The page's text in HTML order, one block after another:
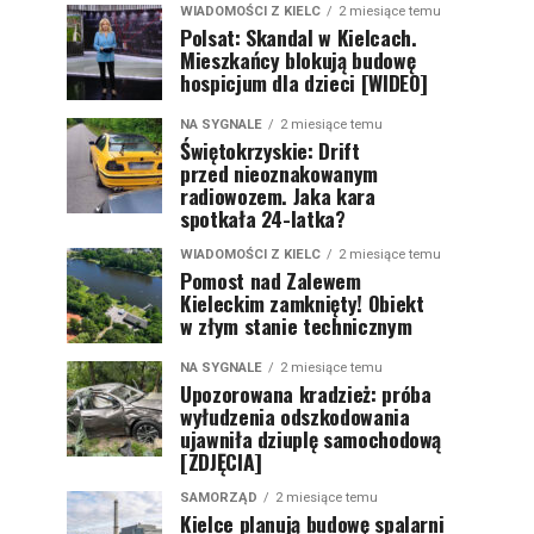
WIADOMOŚCI Z KIELC 2 miesiące temu
Polsat: Skandal w Kielcach.
Mieszkańcy blokują budowę
hospicjum dla dzieci [WIDEO]
NA SYGNALE 2 miesiące temu
Świętokrzyskie: Drift
przed nieoznakowanym
radiowozem. Jaka kara
spotkała 24-latka?
WIADOMOŚCI Z KIELC 2 miesiące temu
Pomost nad Zalewem
Kieleckim zamknięty! Obiekt
w złym stanie technicznym
NA SYGNALE 2 miesiące temu
Upozorowana kradzież: próba
wyłudzenia odszkodowania
ujawniła dziuplę samochodową
[ZDJĘCIA]
SAMORZĄD 2 miesiące temu
Kielce planują budowę spalarni